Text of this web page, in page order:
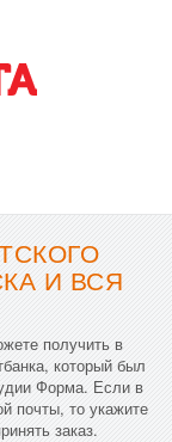
И ВСЯ
получить в
который был
Форма. Если в
почты, то укажите
заказ.